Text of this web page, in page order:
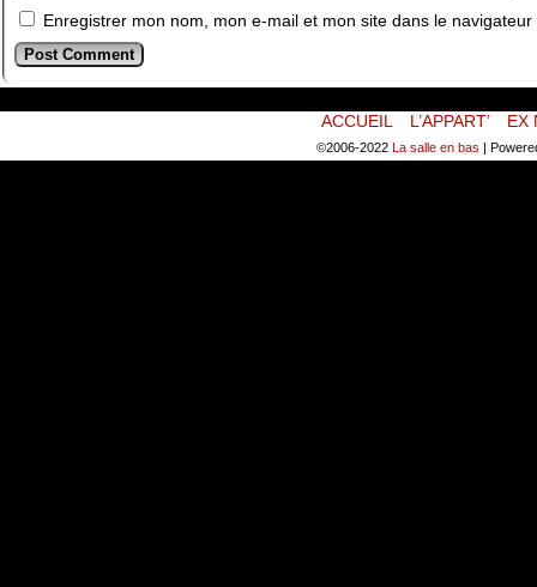
Enregistrer mon nom, mon e-mail et mon site dans le
ACCUEIL L’APPART’ EX
©2006-2022 La salle en bas |